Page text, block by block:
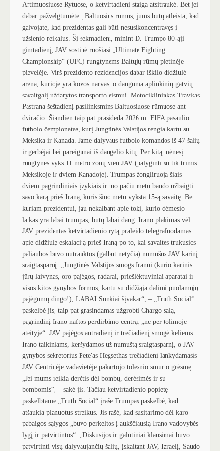
Artimuosiuose Rytuose, o ketvirtadienį staiga atsitraukė. Bet jei
dabar pažvelgtumėte į Baltuosius rūmus, jums būtų atleista, kad
galvojate, kad prezidentas gali būti nesusikoncentravęs į
užsienio reikalus. Šį sekmadienį, minint D. Trumpo 80-ąjį
gimtadienį, JAV sostinė ruošiasi „Ultimate Fighting
Championship“ (UFC) rungtynėms Baltųjų rūmų pietinėje
pievelėje. Virš prezidento rezidencijos dabar iškilo didžiulė
arena, kurioje yra kovos narvas, o dauguma aplinkinių gatvių
savaitgalį uždarytos transporto eismui. Motociklininkas Travisas
Pastrana šeštadienį pasilinksmins Baltuosiuose rūmuose ant
dviračio. Šiandien taip pat prasideda 2026 m. FIFA pasaulio
futbolo čempionatas, kurį Jungtinės Valstijos rengia kartu su
Meksika ir Kanada. Jame dalyvaus futbolo komandos iš 47 šalių
ir gerbėjai bei pareigūnai iš daugelio kitų. Per kitą mėnesį
rungtynės vyks 11 metro zonų vien JAV (palyginti su tik trimis
Meksikoje ir dviem Kanadoje). Trumpas žongliruoja šiais
dviem pagrindiniais įvykiais ir tuo pačiu metu bando užbaigti
savo karą prieš Iraną, kuris šiuo metu vyksta 15-ą savaitę. Bet
kuriam prezidentui, jau nekalbant apie tokį, kurio dėmesio
laikas yra labai trumpas, būtų labai daug. Irano plakimas vėl.
JAV prezidentas ketvirtadienio rytą praleido telegrafuodamas
apie didžiulę eskalaciją prieš Iraną po to, kai savaites trukusios
paliaubos buvo nutrauktos (galbūt netyčia) numušus JAV karinį
sraigtasparnį. „Jungtinės Valstijos smogs Iranui (kurio karinis
jūrų laivynas, oro pajėgos, radarai, priešlėktuviniai aparatai ir
visos kitos gynybos formos, kartu su didžiąja dalimi puolamųjų
pajėgumų dingo!), LABAI Sunkiai šįvakar“, – „Truth Social“
paskelbė jis, taip pat grasindamas užgrobti Chargo salą,
pagrindinį Irano naftos perdirbimo centrą, „ne per tolimoje
ateityje“. JAV pajėgos antradienį ir trečiadienį smogė keliems
Irano taikiniams, keršydamos už numuštą sraigtasparnį, o JAV
gynybos sekretorius Pete'as Hegsethas trečiadienį lankydamasis
JAV Centrinėje vadavietėje pakartojo tolesnio smurto grėsmę.
„Jei mums reikia derėtis dėl bombų, derėsimės ir su
bombomis“, – sakė jis. Tačiau ketvirtadienio popietę
paskelbtame „Truth Social“ įraše Trumpas paskelbė, kad
atšaukia planuotus streikus. Jis rašė, kad susitarimo dėl karo
pabaigos sąlygos „buvo perkeltos į aukščiausią Irano vadovybės
lygį ir patvirtintos“. „Diskusijos ir galutiniai klausimai buvo
patvirtinti visų dalyvaujančių šalių, įskaitant JAV, Izraelį, Saudo